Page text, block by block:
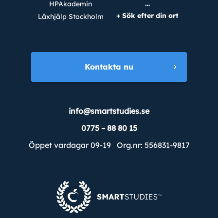
HPAkademin
Läxhjälp Stockholm
…
+ Sök efter din ort
info@smartstudies.se
0775 – 88 80 15
Öppet vardagar 09-19 Org.nr: 556831-9817
Kontakta nu